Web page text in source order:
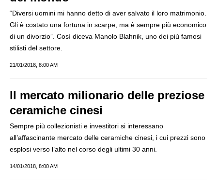
“Diversi uomini mi hanno detto di aver salvato il loro matrimonio.
Gli è costato una fortuna in scarpe, ma è sempre più economico
di un divorzio”. Così diceva Manolo Blahnik, uno dei più famosi
stilisti del settore.
21/01/2018, 8:00 AM
Il mercato milionario delle preziose
ceramiche cinesi
Sempre più collezionisti e investitori si interessano
all’affascinante mercato delle ceramiche cinesi, i cui prezzi sono
esplosi verso l’alto nel corso degli ultimi 30 anni.
14/01/2018, 8:00 AM